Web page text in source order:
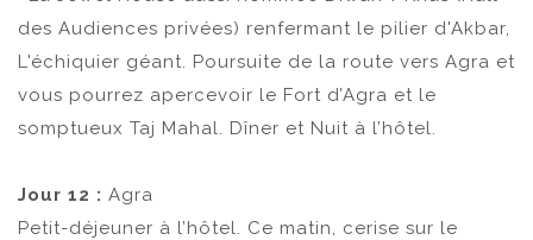
des Audiences privées) renfermant le pilier d'Akbar,
L'échiquier géant. Poursuite de la route vers Agra et
vous pourrez apercevoir le Fort d’Agra et le
somptueux Taj Mahal. Dîner et Nuit à l’hôtel.
Jour 12 : Agra
Petit-déjeuner à l’hôtel. Ce matin, cerise sur le